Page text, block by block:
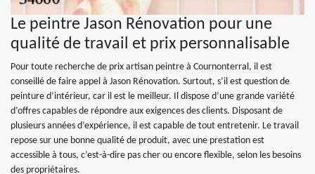
Le peintre Jason Rénovation pour une
qualité de travail et prix personnalisable
Pour toute recherche de prix artisan peintre à Cournonterral, il est
conseillé de faire appel à Jason Rénovation. Surtout, s’il est question de
peinture d’intérieur, car il est le meilleur. Il dispose d’une grande variété
d’offres capables de répondre aux exigences des clients. Disposant de
plusieurs années d’expérience, il est capable de tout entretenir. Le travail
repose sur une bonne qualité de produit, avec une prestation est
accessible à tous, c’est-à-dire pas cher ou encore flexible, selon les besoins
des propriétaires.